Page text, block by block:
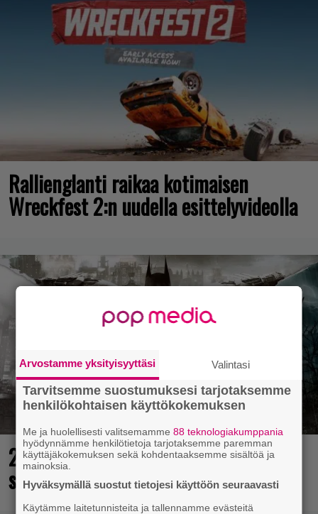
Rallienglanti raikaa kotimaisen
Wreckfest 2:n uudella esittelyvideolla
25 kaikkien aikojen parasta
supersankaripeliä listattu
Arvostamme yksityisyyttäsi Valintasi
Tarvitsemme suostumuksesi tarjotaksemme
henkilökohtaisen käyttökokemuksen
Me ja huolellisesti valitsemamme88 teknologiakumppania
hyödynnämme henkilötietoja tarjotaksemme paremman
käyttäjäkokemuksen sekä kohdentaaksemme sisältöä ja
mainoksia.
Hyväksymällä suostut tietojesi käyttöön seuraavasti
Käytämme laitetunnisteita ja tallennamme evästeitä